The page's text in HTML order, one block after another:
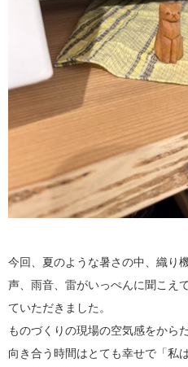
今回、夏のような暑さの中、織り
声、雨音、雷がいっぺんに聞こえ
ていただきました。
ものづくりの現場の空気感をから
向き合う時間はとても幸せで「私